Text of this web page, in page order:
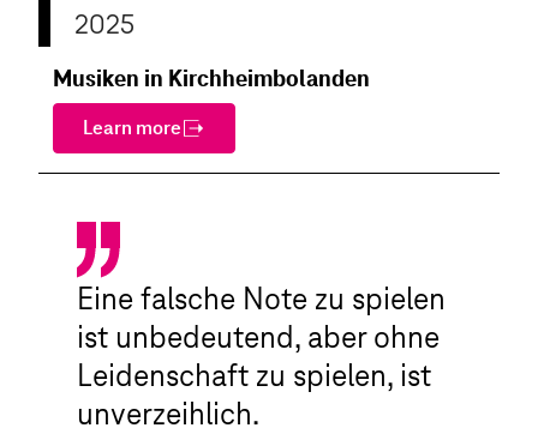
Musiken in Kirchheimbolanden
2025
Learn more
Eine falsche Note zu spielen
ist unbedeutend, aber ohne
Leidenschaft zu spielen, ist
unverzeihlich.